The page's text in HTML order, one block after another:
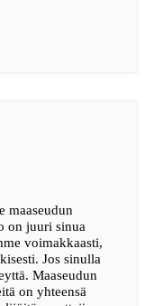
maaseudun
on juuri sinua
voimakkaasti,
Jos sinulla
Maaseudun
on yhteensä